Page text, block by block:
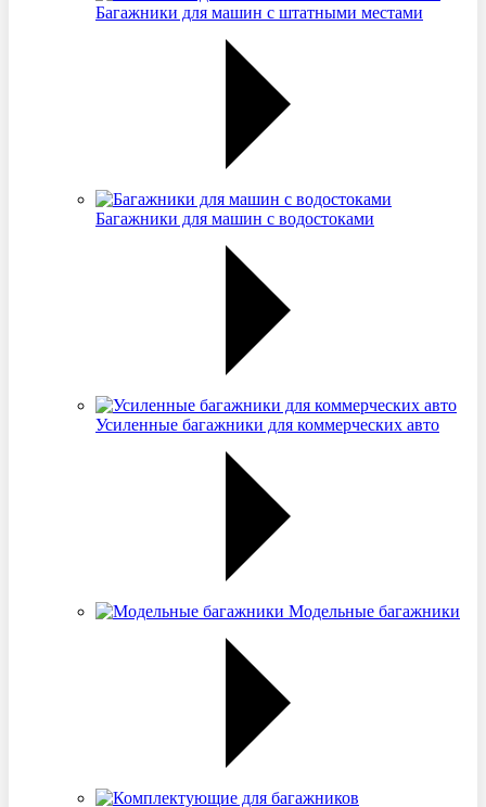
Багажники для машин с штатными местами
Багажники для машин с водостоками
Усиленные багажники для коммерческих авто
Модельные багажники